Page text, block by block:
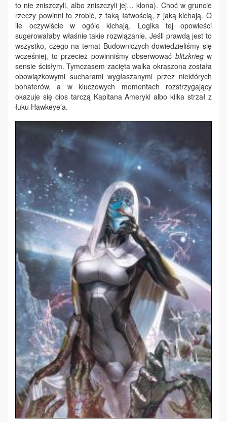
to nie zniszczyli, albo zniszczyli jej… klona). Choć w gruncie
rzeczy powinni to zrobić, z taką łatwością, z jaką kichają. O
ile oczywiście w ogóle kichają. Logika tej opowieści
sugerowałaby właśnie takie rozwiązanie. Jeśli prawdą jest to
wszystko, czego na temat Budowniczych dowiedzieliśmy się
wcześniej, to przecież powinniśmy obserwować blitzkriegw
sensie ścisłym. Tymczasem zacięta walka okraszona została
obowiązkowymi sucharami wygłaszanymi przez niektórych
bohaterów, a w kluczowych momentach rozstrzygający
okazuje się cios tarczą Kapitana Ameryki albo kilka strzał z
łuku Hawkeye’a.